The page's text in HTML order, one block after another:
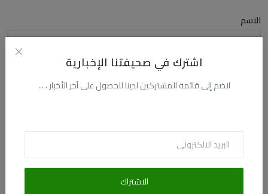
اشترك في صحيفتنا الإخبارية
انضم إلى قائمة المشتركين لدينا للحصول على آخر الأخبار ، ...
الاشتراك
الاسم